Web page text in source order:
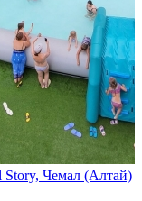
Story, Чемал (Алтай)